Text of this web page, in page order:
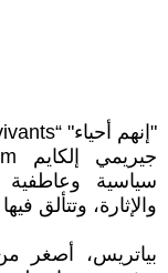
"إنهم أحياء" “Ils sont vivants” فيلم للمخرج
سياسية وعاطفية
والإثارة، وتتألق
بياتريس، أصغر